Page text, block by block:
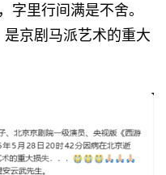
字里行间满是不舍。
京剧马派艺术的重大